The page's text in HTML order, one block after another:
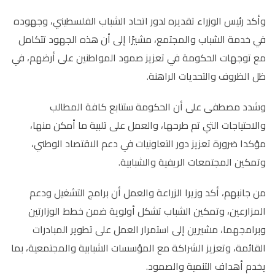
وأكد رئيس الوزراء تقديره لدور اتحاد الشباب الفلسطيني، وجهوده
في خدمة الشباب والمجتمع، مشيرًا إلى أن هذه الجهود تتكامل
مع توجهات الحكومة في تعزيز صمود المواطنين على أرضهم، في
ظل الظروف والتحديات الراهنة.
وشدد مصطفى على أن الحكومة ستتابع كافة المطالب
والاحتياجات التي تم طرحها، والعمل على تلبية ما أمكن منها،
مؤكدا ضرورة تعزيز دور التعاونيات في دعم الاقتصاد الوطني،
وتمكين المجتمعات الريفية والشبابية.
من جانبهم، أكد وزيرا الزراعة والعمل أن برامج التشغيل ودعم
المزارعين، وتمكين الشباب تشكل أولوية ضمن خطط الوزارتين
وبرامجهما، مشيرين إلى استمرار العمل على تطوير المبادرات
القائمة، وتعزيز الشراكة مع المؤسسات الشبابية والمجتمعية، بما
يخدم أهداف التنمية والصمود.